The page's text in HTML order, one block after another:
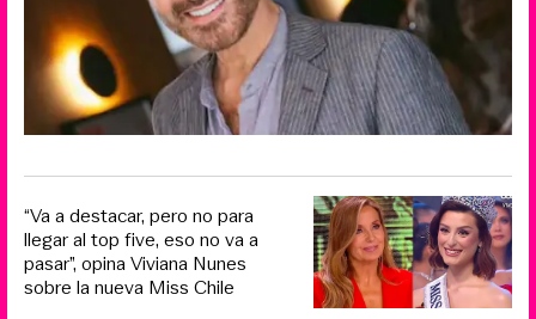
“Va a destacar, pero no para
llegar al top five, eso no va a
pasar”, opina Viviana Nunes
sobre la nueva Miss Chile